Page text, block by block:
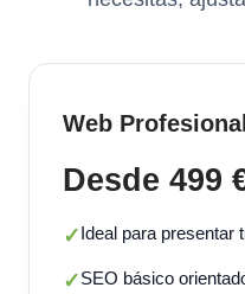
Web Profesional
Desde 499
✓Ideal para presentar
✓SEO básico